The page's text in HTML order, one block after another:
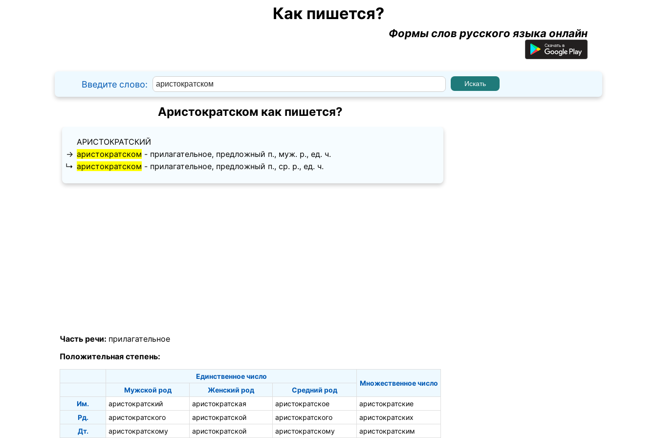
Как пишется?
Формы слов русского языка онлайн
Введите слово:
Аристократском как пишется?
АРИСТОКРАТСКИЙ
→ аристократском - прилагательное, предложный п., муж. p., ед. ч.
↳ аристократском - прилагательное, предложный п., ср. p., ед. ч.
Часть речи: прилагательное
Положительная степень:
Единственное число
Множественное число
Мужской род
Женский род
Средний род
Им.
аристократский аристократская аристократское
аристократские
Рд.
аристократского аристократской аристократского
аристократских
Дт.
аристократскому аристократской аристократскому аристократским